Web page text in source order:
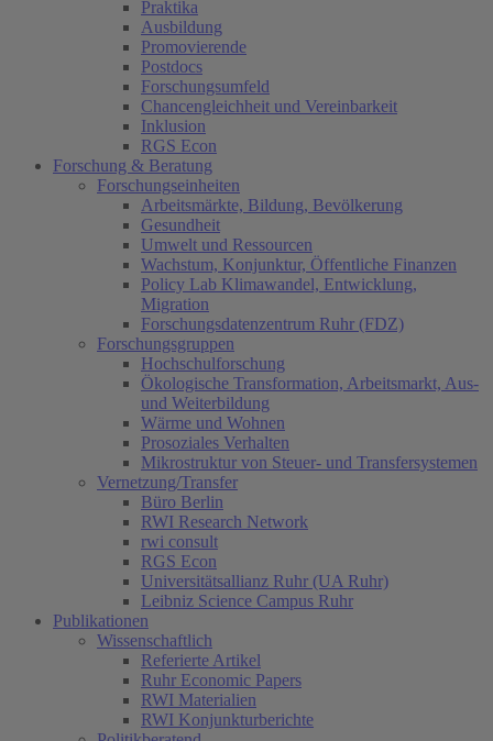
Praktika
Ausbildung
Promovierende
Postdocs
Forschungsumfeld
Chancengleichheit und Vereinbarkeit
Inklusion
RGS Econ
Forschung & Beratung
Forschungseinheiten
Arbeitsmärkte, Bildung, Bevölkerung
Gesundheit
Umwelt und Ressourcen
Wachstum, Konjunktur, Öffentliche Finanzen
Policy Lab Klimawandel, Entwicklung,
Migration
Forschungsdatenzentrum Ruhr (FDZ)
Forschungsgruppen
Hochschulforschung
Ökologische Transformation, Arbeitsmarkt, Aus-
und Weiterbildung
Wärme und Wohnen
Prosoziales Verhalten
Mikrostruktur von Steuer- und Transfersystemen
Vernetzung/Transfer
Büro Berlin
RWI Research Network
rwi consult
RGS Econ
Universitätsallianz Ruhr (UA Ruhr)
Leibniz Science Campus Ruhr
Publikationen
Wissenschaftlich
Referierte Artikel
Ruhr Economic Papers
RWI Materialien
RWI Konjunkturberichte